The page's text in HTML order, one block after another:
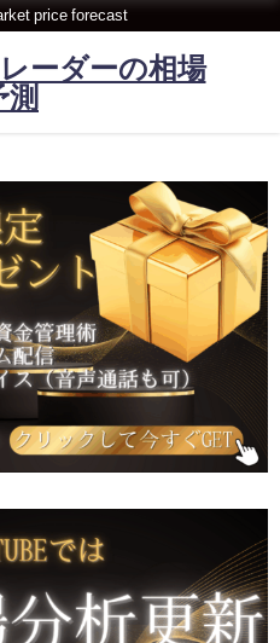
price forecast
ーダーの相場
測